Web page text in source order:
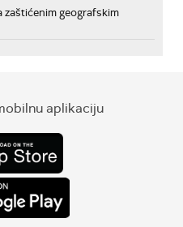
zaštićenim geografskim
aplikaciju